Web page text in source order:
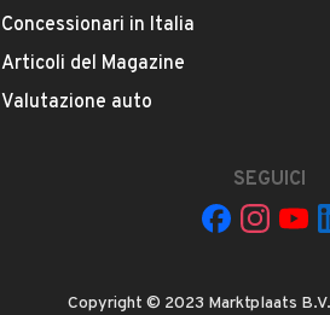
Concessionari in Italia
Articoli del Magazine
Valutazione auto
SEGUICI
Copyright © 2023 Marktplaats